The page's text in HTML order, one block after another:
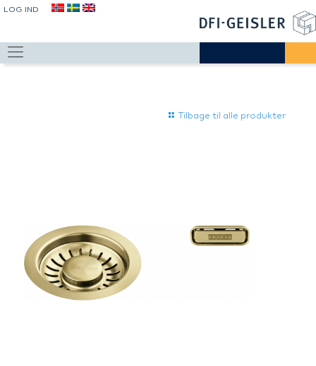
LOG IND
Tilbage til alle produkter